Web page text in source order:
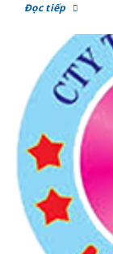
Đọc tiếp